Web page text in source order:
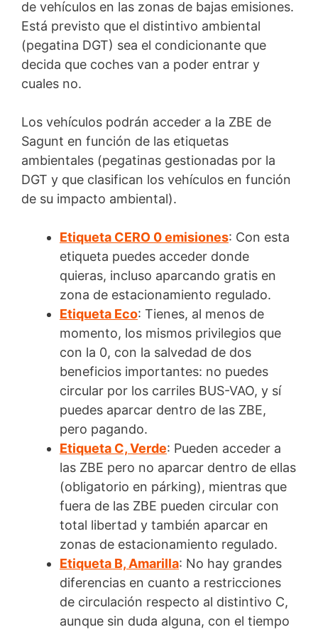
de vehículos en las zonas de bajas emisiones.
Está previsto que el distintivo ambiental
(pegatina DGT) sea el condicionante que
decida que coches van a poder entrar y
cuales no.
Los vehículos podrán acceder a la ZBE de
Sagunt en función de las etiquetas
ambientales (pegatinas gestionadas por la
DGT y que clasifican los vehículos en función
de su impacto ambiental).
Etiqueta CERO 0 emisiones: Con esta
etiqueta puedes acceder donde
quieras, incluso aparcando gratis en
zona de estacionamiento regulado.
Etiqueta Eco: Tienes, al menos de
momento, los mismos privilegios que
con la 0, con la salvedad de dos
beneficios importantes: no puedes
circular por los carriles BUS-VAO, y sí
puedes aparcar dentro de las ZBE,
pero pagando.
Etiqueta C, Verde: Pueden acceder a
las ZBE pero no aparcar dentro de ellas
(obligatorio en párking), mientras que
fuera de las ZBE pueden circular con
total libertad y también aparcar en
zonas de estacionamiento regulado.
Etiqueta B, Amarilla: No hay grandes
diferencias en cuanto a restricciones
de circulación respecto al distintivo C,
aunque sin duda alguna, con el tiempo